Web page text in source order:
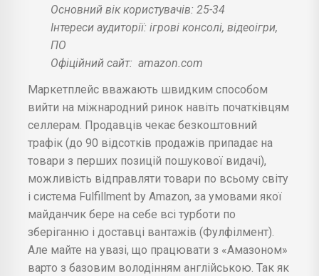
Основний вік користувачів: 25-34
Інтереси аудиторії: ігрові консолі, відеоігри,
ПО
Офіційний сайт: amazon.com
Маркетплейс вважають швидким способом
вийти на міжнародний ринок навіть початківцям
селлерам. Продавців чекає безкоштовний
трафік (до 90 відсотків продажів припадає на
товари з перших позицій пошукової видачі),
можливість відправляти товари по всьому світу
і система Fulfillment by Amazon, за умовами якої
майданчик бере на себе всі турботи по
зберіганню і доставці вантажів (Фулфілмент).
Але майте на увазі, що працювати з «Амазоном»
варто з базовим володінням англійською. Так як